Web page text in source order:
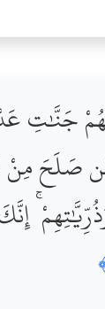
جَنَّٰتِ
صَلَحَ مِنْ